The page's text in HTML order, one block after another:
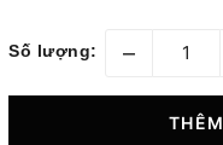
Số lượng: –